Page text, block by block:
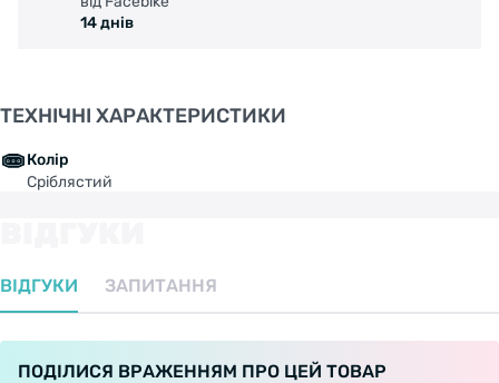
14 днів
ТЕХНІЧНІ ХАРАКТЕРИСТИКИ
Колір
Сріблястий
ВІДГУКИ ЗАПИТАННЯ
ПОДІЛИСЯ ВРАЖЕННЯМ ПРО ЦЕЙ ТОВАР